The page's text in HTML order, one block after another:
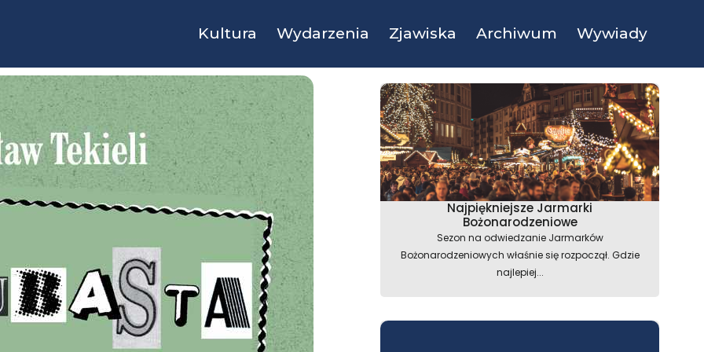
Kultura Wydarzenia Zjawiska Archiwum Wywiady
Najpiękniejsze Jarmarki
Bożonarodzeniowe
Sezon na odwiedzanie Jarmarków
Bożonarodzeniowych właśnie się rozpoczął. Gdzie
najlepiej...